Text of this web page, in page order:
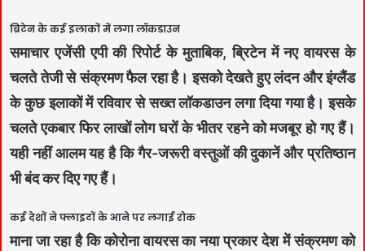
ब्रिटेन के कई इलाकों में लगा लॉकडाउन
समाचार एजेंसी एपी की रिपोर्ट के मुताबिक, ब्रिटेन में नए वायरस के
चलते तेजी से संक्रमण फैल रहा है। इसको देखते हुए लंदन और इंग्लैंड
के कुछ इलाकों में रविवार से सख्त लॉकडाउन लगा दिया गया है। इसके
चलते एकबार फि‍र लाखों लोग घरों के भीतर रहने को मजबूर हो गए हैं।
यही नहीं आलम यह है कि गैर-जरूरी वस्तुओं की दुकानें और प्रतिष्ठान
भी बंद कर दिए गए हैं।
कई देशों ने फ्लाइटों के आने पर लगाई रोक
माना जा रहा है कि कोरोना वायरस का नया प्रकार देश में संक्रमण को